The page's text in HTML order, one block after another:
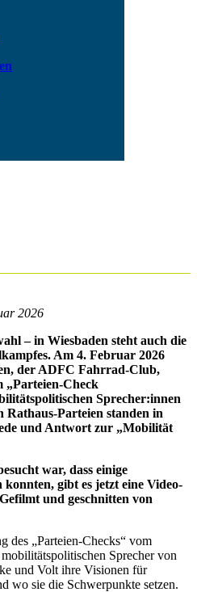
2026
– in Wiesbaden steht auch die
Am 4. Februar 2026
der ADFC Fahrrad-Club,
„Parteien-Check
Sprecher:innen
Rathaus-Parteien standen in
und Antwort zur „Mobilität
war, dass einige
gibt es jetzt eine Video-
und geschnitten von
des „Parteien-Checks“ vom
Sprecher von
und Volt ihre Visionen für
wo sie die Schwerpunkte setzen.